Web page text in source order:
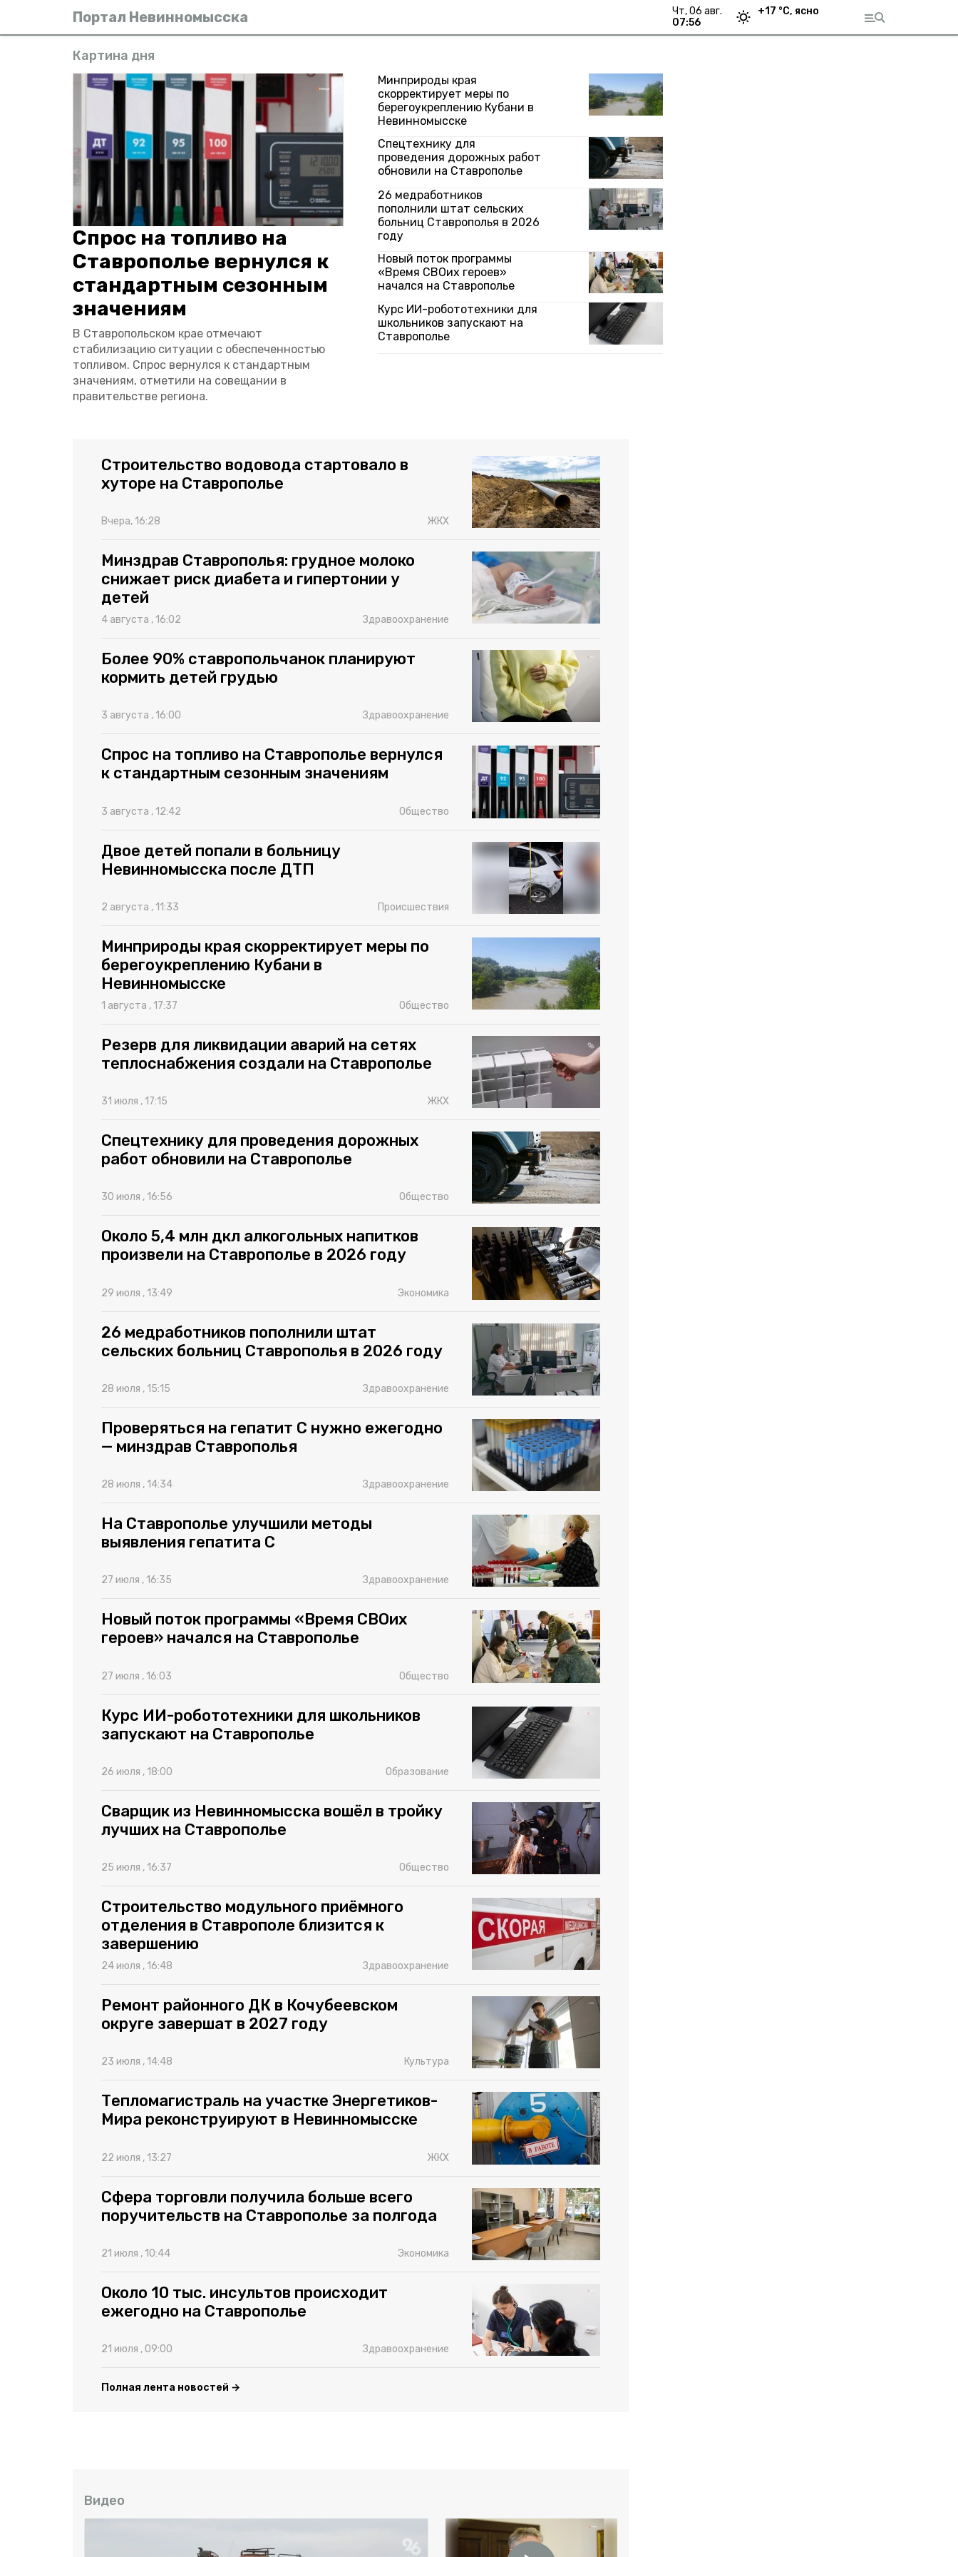
Портал Невинномысска
чт, 06 авг.
07:56
+17 °С, ясно
Картина дня
Спрос на топливо на
Ставрополье вернулся к
стандартным сезонным
значениям
В Ставропольском крае отмечают
стабилизацию ситуации с обеспеченностью
топливом. Спрос вернулся к стандартным
значениям, отметили на совещании в
правительстве региона.
Минприроды края
скорректирует меры по
берегоукреплению Кубани в
Невинномысске
Спецтехнику для
проведения дорожных работ
обновили на Ставрополье
26 медработников
пополнили штат сельских
больниц Ставрополья в 2026
году
Новый поток программы
«Время СВОих героев»
начался на Ставрополье
Курс ИИ-робототехники для
школьников запускают на
Ставрополье
Строительство водовода стартовало в
хуторе на Ставрополье
Вчера, 16:28 ЖКХ
Минздрав Ставрополья: грудное молоко
снижает риск диабета и гипертонии у
детей
4 августа , 16:02 Здравоохранение
Более 90% ставропольчанок планируют
кормить детей грудью
3 августа , 16:00 Здравоохранение
Спрос на топливо на Ставрополье вернулся
к стандартным сезонным значениям
3 августа , 12:42 Общество
Двое детей попали в больницу
Невинномысска после ДТП
2 августа , 11:33 Происшествия
Минприроды края скорректирует меры по
берегоукреплению Кубани в
Невинномысске
1 августа , 17:37 Общество
Резерв для ликвидации аварий на сетях
теплоснабжения создали на Ставрополье
31 июля , 17:15 ЖКХ
Спецтехнику для проведения дорожных
работ обновили на Ставрополье
30 июля , 16:56 Общество
Около 5,4 млн дкл алкогольных напитков
произвели на Ставрополье в 2026 году
29 июля , 13:49 Экономика
26 медработников пополнили штат
сельских больниц Ставрополья в 2026 году
28 июля , 15:15 Здравоохранение
Проверяться на гепатит C нужно ежегодно
— минздрав Ставрополья
28 июля , 14:34 Здравоохранение
На Ставрополье улучшили методы
выявления гепатита C
27 июля , 16:35 Здравоохранение
Новый поток программы «Время СВОих
героев» начался на Ставрополье
27 июля , 16:03 Общество
Курс ИИ-робототехники для школьников
запускают на Ставрополье
26 июля , 18:00 Образование
Сварщик из Невинномысска вошёл в тройку
лучших на Ставрополье
25 июля , 16:37 Общество
Строительство модульного приёмного
отделения в Ставрополе близится к
завершению
24 июля , 16:48 Здравоохранение
Ремонт районного ДК в Кочубеевском
округе завершат в 2027 году
23 июля , 14:48 Культура
Тепломагистраль на участке Энергетиков-
Мира реконструируют в Невинномысске
22 июля , 13:27 ЖКХ
Сфера торговли получила больше всего
поручительств на Ставрополье за полгода
21 июля , 10:44 Экономика
Около 10 тыс. инсультов происходит
ежегодно на Ставрополье
21 июля , 09:00 Здравоохранение
Полная лента новостей →
Видео